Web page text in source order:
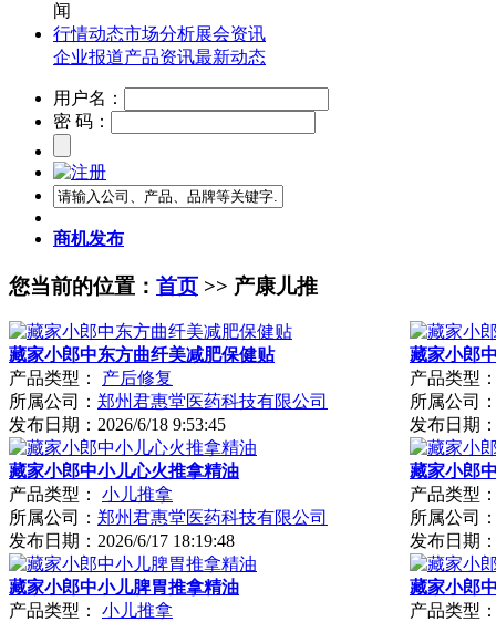
闻
行情动态市场分析展会资讯
企业报道产品资讯最新动态
用户名：
密 码：
商机发布
您当前的位置： 首页 >> 产康儿推
藏家小郎中东方曲纤美减肥保健贴
产品类型：
产后修复
所属公司： 郑州君惠堂医药科技有限公司
发布日期： 2026/6/18 9:53:45
藏家小郎
产品类型
所属公司
发布日期
藏家小郎中小儿心火推拿精油
产品类型：
小儿推拿
所属公司： 郑州君惠堂医药科技有限公司
发布日期： 2026/6/17 18:19:48
藏家小郎
产品类型
所属公司
发布日期
藏家小郎中小儿脾胃推拿精油
产品类型：
小儿推拿
藏家小郎
产品类型